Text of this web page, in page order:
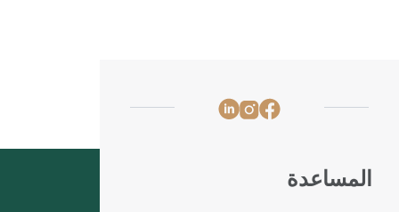
المساعدة